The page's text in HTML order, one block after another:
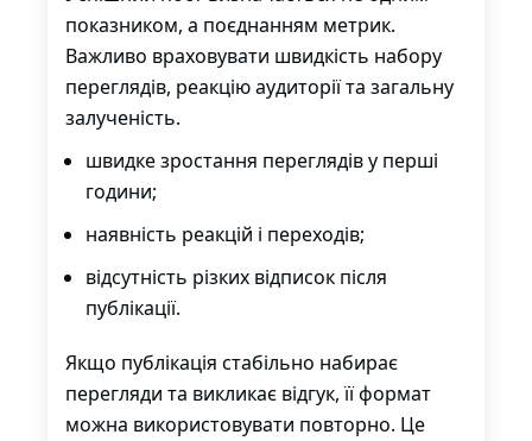
показником, а поєднанням метрик.
Важливо враховувати швидкість набору
переглядів, реакцію аудиторії та загальну
залученість.
швидке зростання переглядів у перші
години;
наявність реакцій і переходів;
відсутність різких відписок після
публікації.
Якщо публікація стабільно набирає
перегляди та викликає відгук, її формат
можна використовувати повторно. Це